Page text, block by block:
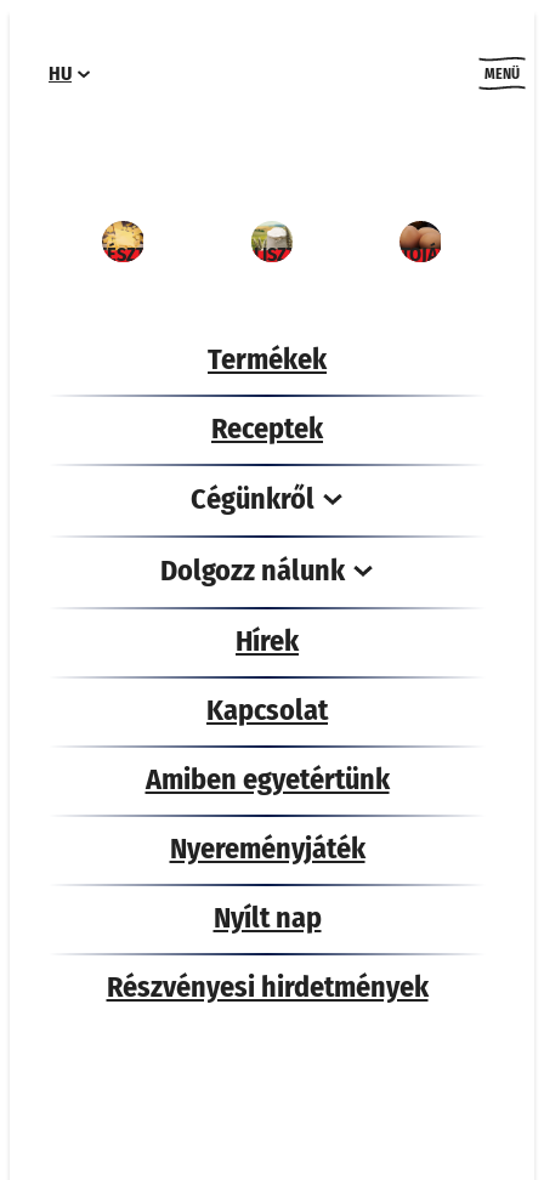
tartalomhoz
HU MENÜ
TÉSZTA LISZT TOJÁS
Termékek
Receptek
Cégünkről
Dolgozz nálunk
Hírek
Kapcsolat
Amiben egyetértünk
Nyereményjáték
Nyílt nap
Részvényesi hirdetmények